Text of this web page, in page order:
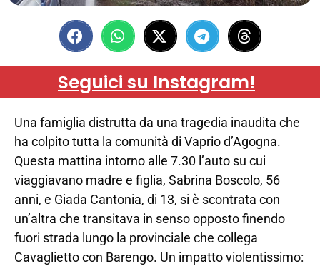
Seguici su Instagram!
Una famiglia distrutta da una tragedia inaudita che
ha colpito tutta la comunità di Vaprio d’Agogna.
Questa mattina intorno alle 7.30 l’auto su cui
viaggiavano madre e figlia, Sabrina Boscolo, 56
anni, e Giada Cantonia, di 13, si è scontrata con
un’altra che transitava in senso opposto finendo
fuori strada lungo la provinciale che collega
Cavaglietto con Barengo. Un impatto violentissimo: